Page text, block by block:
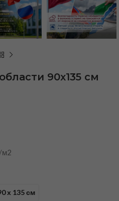
90х135 см
м2
х 135 см